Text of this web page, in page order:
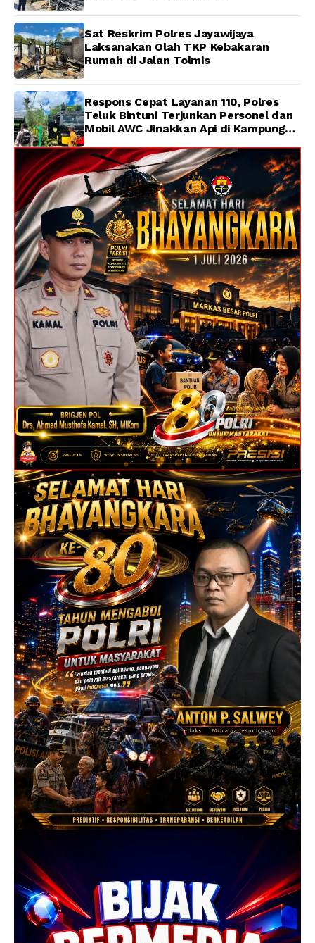
Sat Reskrim Polres Jayawijaya
Laksanakan Olah TKP Kebakaran
Rumah di Jalan Tolmis
Respons Cepat Layanan 110, Polres
Teluk Bintuni Terjunkan Personel dan
Mobil AWC Jinakkan Api di Kampung